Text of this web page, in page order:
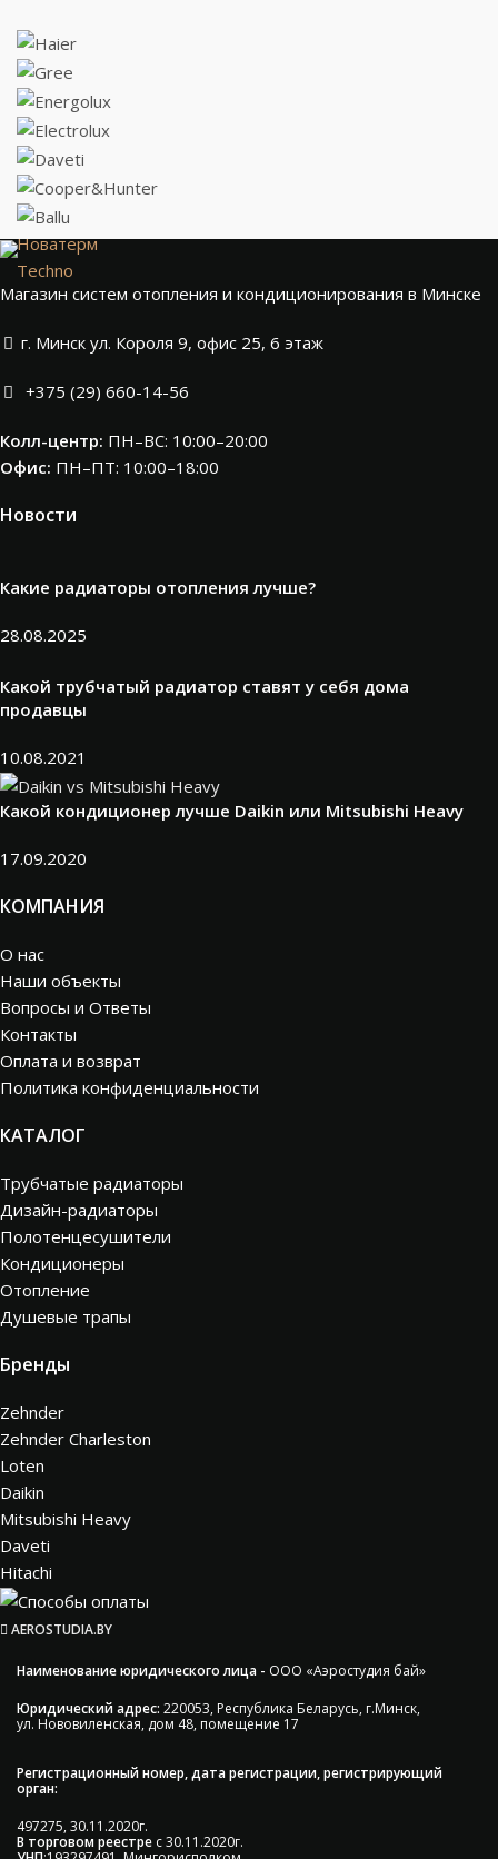
Новатерм
Techno
Магазин систем отопления и кондиционирования в Минске
г. Минск ул. Короля 9, офис 25, 6 этаж
+375 (29) 660-14-56
Колл-центр: ПН–ВС: 10:00–20:00​
Офис: ПН–ПТ: 10:00–18:00
Новости
Какие радиаторы отопления лучше?
28.08.2025
Какой трубчатый радиатор ставят у себя дома
продавцы
10.08.2021
Какой кондиционер лучше Daikin или Mitsubishi Heavy
17.09.2020
КОМПАНИЯ
О нас
Наши объекты
Вопросы и Ответы
Контакты
Оплата и возврат
Политика конфиденциальности
КАТАЛОГ
Трубчатые радиаторы
Дизайн-радиаторы
Полотенцесушители
Кондиционеры
Отопление
Душевые трапы
Бренды
Zehnder
Zehnder Charleston
Loten
Daikin
Mitsubishi Heavy
Daveti
Hitachi
AEROSTUDIA.BY
Наименование юридического лица - ООО «Аэростудия бай»
Юридический адрес: 220053, Республика Беларусь, г.Минск,
ул. Нововиленская, дом 48, помещение 17
Регистрационный номер, дата регистрации, регистрирующий
орган:
497275, 30.11.2020г.
В торговом реестре с 30.11.2020г.